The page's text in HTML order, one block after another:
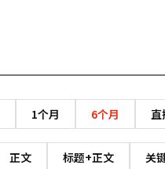
1个月 6个月 直
正文 标题+正文 关